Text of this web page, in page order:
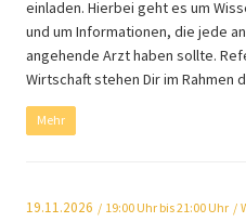
einladen. Hierbei geht es um
und um Informationen, die jede
angehende Arzt haben sollte.
Wirtschaft stehen Dir im Rahmen
Mehr
19.11.2026 19:00 Uhr bis 21:00 Uhr